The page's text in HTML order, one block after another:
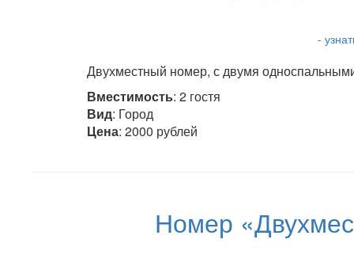
-
Двухместный номер, с двумя
Вместимость: 2 гостя
Вид: Город
Цена: 2000 рублей
Номер